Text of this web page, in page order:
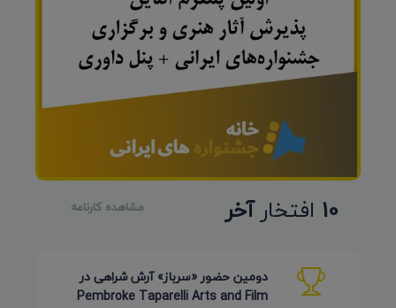
10 افتخارآخر مشاهده کارنامه
دومین حضور «سرباز» آرش شراهی در
Pembroke Taparelli Arts and Film